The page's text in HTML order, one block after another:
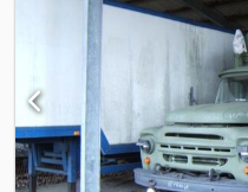
70 km/h Innenraum: grau